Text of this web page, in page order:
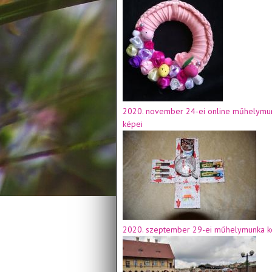
2020. november 24-ei online
képei
2020. szeptember 29-ei műhelymunka